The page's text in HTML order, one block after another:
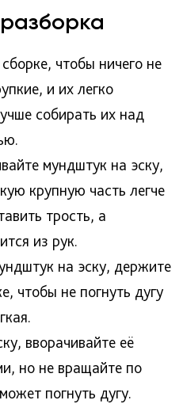
чтобы ничего не
и их легко
собирать их над
мундштук на эску,
крупную часть легче
трость, а
из рук.
на эску, держите
чтобы не погнуть дугу
вворачивайте её
но не вращайте по
погнуть дугу.